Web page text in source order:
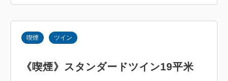
の配車センターにお問い合わせください。
喫煙 ツイン
《喫煙》スタンダードツイン19平米